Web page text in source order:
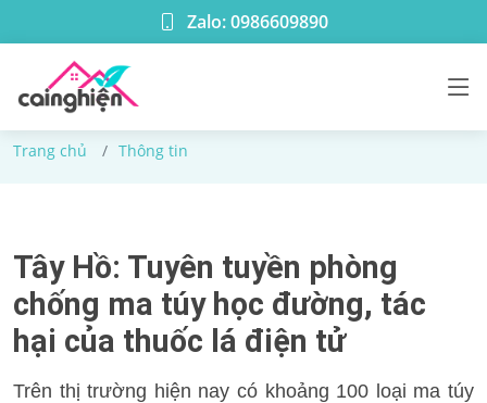
Zalo: 0986609890
Thông tin
Trang chủ Thông tin
Tây Hồ: Tuyên tuyền phòng
chống ma túy học đường, tác
hại của thuốc lá điện tử
Trên thị trường hiện nay có khoảng 100 loại ma túy